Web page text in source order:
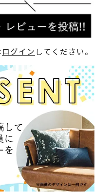
ログイン してください。